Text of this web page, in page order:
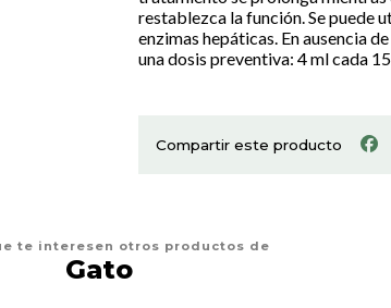
restablezca la función. Se puede
enzimas hepáticas. En ausencia
una dosis preventiva: 4 ml cada
Compartir este producto
te interesen otros productos de
Gato